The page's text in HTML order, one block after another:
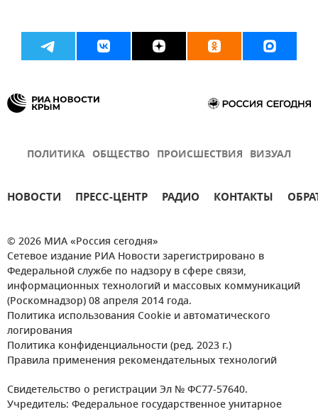
ПОЛИТИКА ОБЩЕСТВО ПРОИСШЕСТВИЯ ВИЗУАЛ
НОВОСТИ ПРЕСС-ЦЕНТР РАДИО КОНТАКТЫ
© 2026 МИА «Россия сегодня»
Сетевое издание РИА Новости зарегистрировано в
Федеральной службе по надзору в сфере связи,
информационных технологий и массовых коммуникаций
(Роскомнадзор) 08 апреля 2014 года.
Политика использования Cookie и автоматического
логирования
Политика конфиденциальности (ред. 2023 г.)
Правила применения рекомендательных технологий
Свидетельство о регистрации Эл № ФС77-57640.
Учредитель: Федеральное государственное унитарное